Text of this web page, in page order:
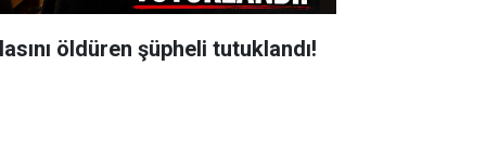
öldüren şüpheli tutuklandı!